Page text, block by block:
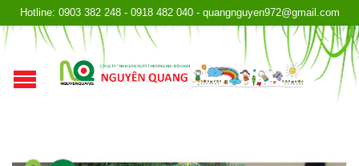
Hotline: 0903 382 248 - 0918 482 040 - quangnguyen972@gmail.com